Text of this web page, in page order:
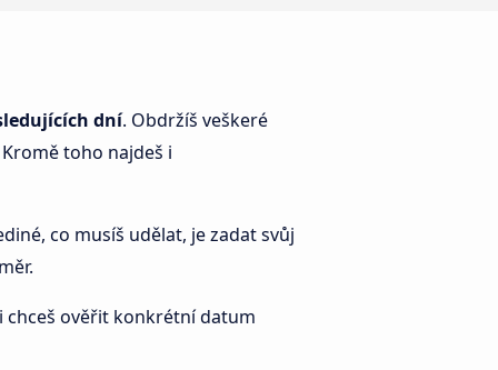
dní. Obdržíš veškeré
toho najdeš i
co musíš udělat, je zadat svůj
chceš ověřit konkrétní datum